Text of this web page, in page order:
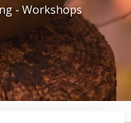
- Workshops